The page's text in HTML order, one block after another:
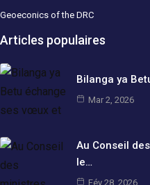
Geoeconics of the DRC
Articles populaires
Bilanga ya
Mar 2, 2026
Au Conseil
le…
Fév 28, 2026